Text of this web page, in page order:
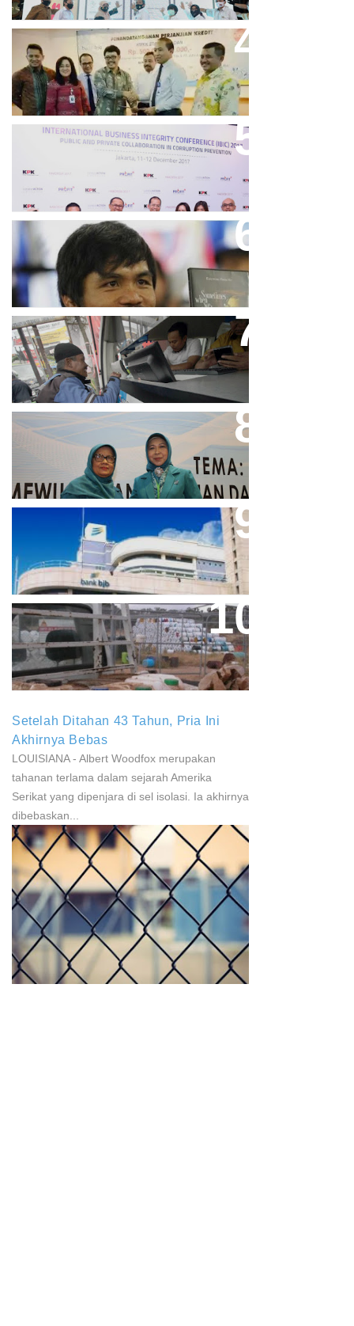
Bank Bjb Fasilitasi Kredit Modal
Kerja Konstruksi PT Adhi Karya
Keren, Bank BJB Kantongi
Puluhan Penghargaan Sepanjang
2017
Dicibir Di Medsos, Manny
Pacquiao Tegaskan Pendirian
Tolak LGBT
Bjb T Samsat Manjakan Nasabah
Dalam Bayar Pajak Kendaraan
Perpres No.99/2017 Bisa Jadi
Acuan Semangat Pengabdian
PKK
Aher Minta Pemerintah Pusat
Masukan Kembali BJB Sebagai
Penyalur KUR
Paparan Pestisida Sebabkan
Parkinson Dan Kanker
Setelah Ditahan 43 Tahun, Pria Ini
Akhirnya Bebas
LOUISIANA - Albert Woodfox merupakan
tahanan terlama dalam sejarah Amerika
Serikat yang dipenjara di sel isolasi. Ia akhirnya
dibebaskan...